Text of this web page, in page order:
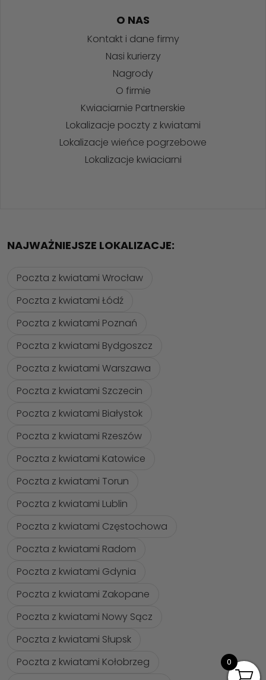
O NAS
Kontakt i dane firmy
Nasi kurierzy
Nagrody
O firmie
Kwiaciarnie Partnerskie
Lokalizacje poczty z kwiatami
Lokalizacje wieńce pogrzebowe
Lokalizacje kwiaciarni
NAJWAŻNIEJSZE LOKALIZACJE:
Poczta z kwiatami Wrocław
Poczta z kwiatami Łódź
Poczta z kwiatami Poznań
Poczta z kwiatami Bydgoszcz
Poczta z kwiatami Warszawa
Poczta z kwiatami Szczecin
Poczta z kwiatami Białystok
Poczta z kwiatami Rzeszów
Poczta z kwiatami Katowice
Poczta z kwiatami Torun
Poczta z kwiatami Lublin
Poczta z kwiatami Częstochowa
Poczta z kwiatami Radom
Poczta z kwiatami Gdynia
Poczta z kwiatami Zakopane
Poczta z kwiatami Nowy Sącz
Poczta z kwiatami Słupsk
Poczta z kwiatami Kołobrzeg
0